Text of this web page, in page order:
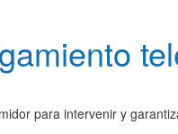
para intervenir y